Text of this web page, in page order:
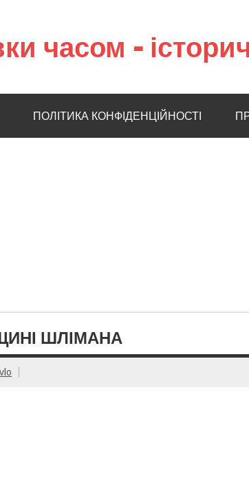
часом –
ПОЛІТИКА КОНФІДЕНЦІЙНОСТІ
ШЛІМАНА